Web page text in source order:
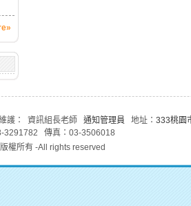
護： 資訊組長老師 通知管理員 地址： 333桃園
3291782 傳真：03-3506018
權所有 -All rights reserved